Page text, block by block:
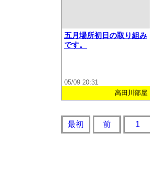
五月場所初日の取り組み
です。
05/09 20:31
高田川部屋
最初 前 1